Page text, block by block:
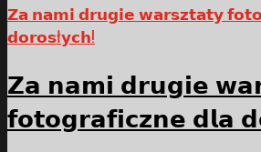
𝗭𝗮 𝗻𝗮𝗺𝗶 𝗱𝗿𝘂𝗴𝗶𝗲 𝘄𝗮𝗿𝘀𝘇𝘁𝗮𝘁𝘆
𝗱𝗼𝗿𝗼𝘀ł𝘆𝗰𝗵!
𝗭𝗮 𝗻𝗮𝗺𝗶 𝗱𝗿𝘂𝗴𝗶𝗲
𝗳𝗼𝘁𝗼𝗴𝗿𝗮𝗳𝗶𝗰𝘇𝗻𝗲 𝗱𝗹𝗮